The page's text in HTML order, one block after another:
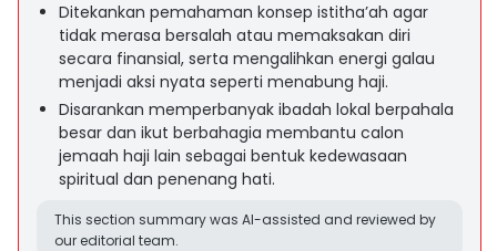
Ditekankan pemahaman konsep istitha’ah agar
tidak merasa bersalah atau memaksakan diri
secara finansial, serta mengalihkan energi galau
menjadi aksi nyata seperti menabung haji.
Disarankan memperbanyak ibadah lokal berpahala
besar dan ikut berbahagia membantu calon
jemaah haji lain sebagai bentuk kedewasaan
spiritual dan penenang hati.
This section summary was AI-assisted and reviewed by
our editorial team.